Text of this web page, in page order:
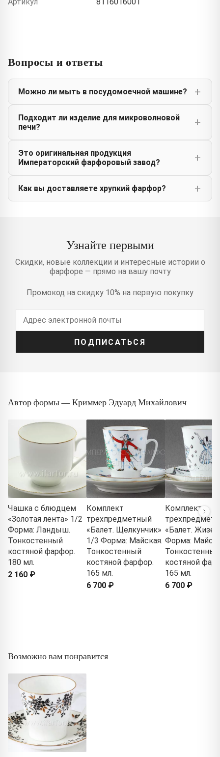
Вопросы и ответы
Можно ли мыть в посудомоечной машине?
Подходит ли изделие для микроволновой
печи?
Это оригинальная продукция
Императорский фарфоровый завод?
Как вы доставляете хрупкий фарфор?
Узнайте первыми
Скидки, новые коллекции и интересные истории о
фарфоре — прямо на вашу почту
Промокод на скидку 10% на первую покупку
ПОДПИСАТЬСЯ
Автор формы — Криммер Эдуард Михайлович
Чашка с блюдцем
«Золотая лента» 1/2
Форма: Ландыш.
Тонкостенный
костяной фарфор.
180 мл.
2 160 ₽
Комплект
трехпредметный
«Балет. Щелкунчик»
1/3 Форма: Майская.
Тонкостенный
костяной фарфор.
165 мл.
6 700 ₽
Комплект
«Балет.
Форма:
Тонкостенный
костяной
165 мл.
6 700 ₽
Возможно вам понравится